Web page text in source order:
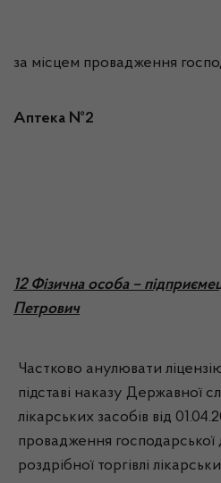
за місцем провадження
Аптека №2
12 Фізична особа –
Петрович
Частково анулювати
підставі наказу Державної
лікарських засобів від
провадження господарської
роздрібної торгівлі